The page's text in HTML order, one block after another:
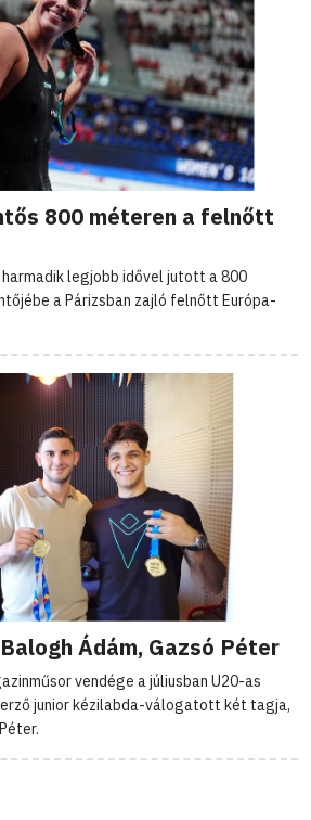
800 méteren a felnőtt
harmadik legjobb idővel jutott a 800
a Párizsban zajló felnőtt Európa-
Ádám, Gazsó Péter
vendége a júliusban U20-as
junior kézilabda-válogatott két tagja,